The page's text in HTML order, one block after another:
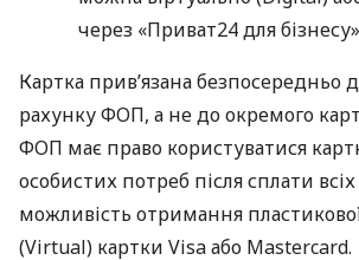
через «Приват24 для
Картка прив’язана безпосередньо
рахунку ФОП, а не до окремого
ФОП має право користуватися
особистих потреб після сплати
можливість отримання
(Virtual) картки Visa або Mastercard.